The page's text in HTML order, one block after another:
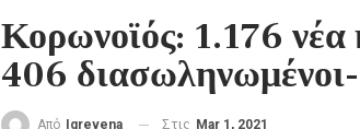
Κορωνοϊός: 1.176
406
Από Igrevena Στις Mar 1, 2021